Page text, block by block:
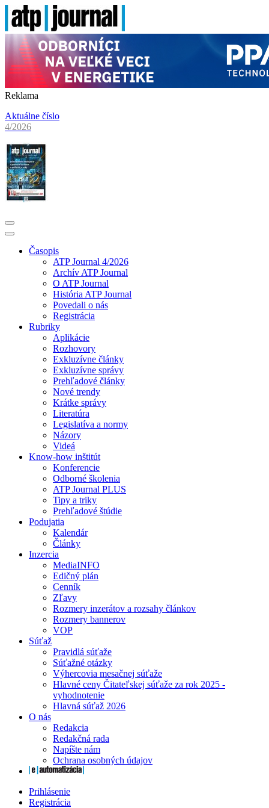
Reklama
Aktuálne číslo
4/2026
Časopis
ATP Journal 4/2026
Archív ATP Journal
O ATP Journal
História ATP Journal
Povedali o nás
Registrácia
Rubriky
Aplikácie
Rozhovory
Exkluzívne články
Exkluzívne správy
Prehľadové články
Nové trendy
Krátke správy
Literatúra
Legislatíva a normy
Názory
Videá
Know-how inštitút
Konferencie
Odborné školenia
ATP Journal PLUS
Tipy a triky
Prehľadové štúdie
Podujatia
Kalendár
Články
Inzercia
MediaINFO
Edičný plán
Cenník
Zľavy
Rozmery inzerátov a rozsahy článkov
Rozmery bannerov
VOP
Súťaž
Pravidlá súťaže
Súťažné otázky
Výhercovia mesačnej súťaže
Hlavné ceny Čitateľskej súťaže za rok 2025 -
vyhodnotenie
Hlavná súťaž 2026
O nás
Redakcia
Redakčná rada
Napíšte nám
Ochrana osobných údajov
Prihlásenie
Registrácia